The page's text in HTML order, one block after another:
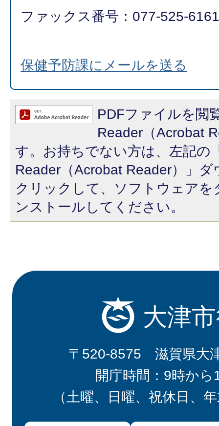
ファックス番号：077-525-6161
保健予防課にメールを送る
PDFファイルを閲
Reader（Acrobat
す。お持ちでない方は、左記の
Reader（Acrobat Reader）」
クリックして、ソフトウェア
ンストールしてください。
大津
〒520-8575 滋賀県大
開庁時間：9時から
（土曜、日曜、祝休日、